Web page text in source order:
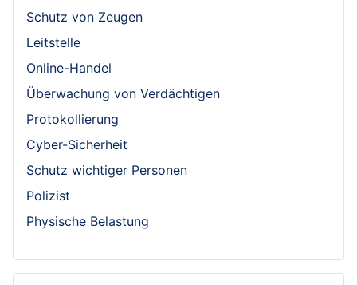
Schutz von Zeugen
Leitstelle
Online-Handel
Überwachung von Verdächtigen
Protokollierung
Cyber-Sicherheit
Schutz wichtiger Personen
Polizist
Physische Belastung